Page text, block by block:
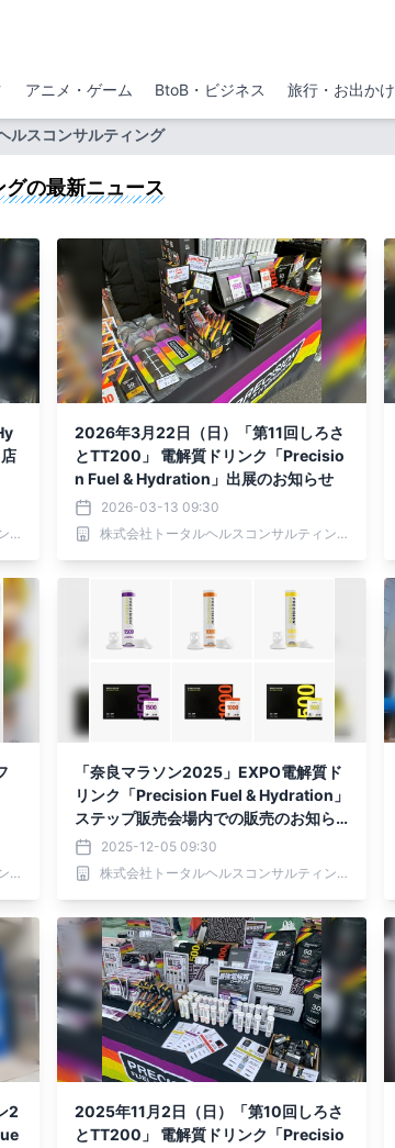
アニメ・ゲーム BtoB・ビジネス 旅行・お出かけ
ルスコンサルティング
グの最新ニュース
株式会社トータルヘルスコンサルティング
2026年3月22日（日）「第11回しろさ
とTT200」 電解質ドリンク「Precisio
n Fuel & Hydration」出展のお知らせ
2026-03-13 09:30
株式会社トータルヘルスコンサルティング
株式会社トータルヘルスコンサルティング
「奈良マラソン2025」EXPO電解質ド
リンク「Precision Fuel & Hydration」
ステップ販売会場内での販売のお知ら
せ！2025-12-05 09:30
株式会社トータルヘルスコンサルティング
2
2025年11月2日（日）「第10回しろさ
とTT200」 電解質ドリンク「Precisio